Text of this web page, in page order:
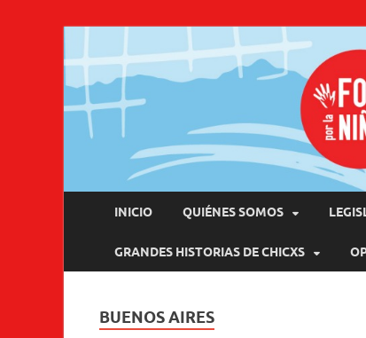
INICIO QUIÉNES SOMOS
GRANDES HISTORIAS DE CHICXS
BUENOS AIRES